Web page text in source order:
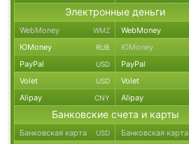
Электронные деньги
WebMoney WMZ WebMoney
ЮMoney RUB ЮMoney
PayPal USD PayPal
Volet USD Volet
Alipay CNY Alipay
Банковские счета и карты
Банковская карта USD Банковская карта